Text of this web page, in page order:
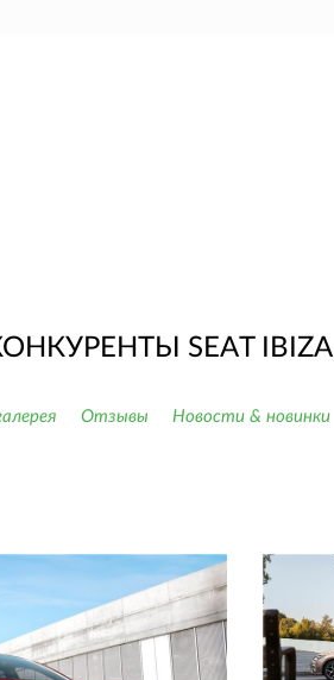
SEAT IBIZA
Отзывы Новости & новинки